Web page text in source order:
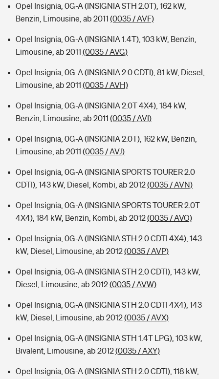
Opel Insignia, 0G-A (INSIGNIA STH 2.0T), 162 kW,
Benzin, Limousine, ab 2011 (0035 / AVF)
Opel Insignia, 0G-A (INSIGNIA 1.4T), 103 kW, Benzin,
Limousine, ab 2011 (0035 / AVG)
Opel Insignia, 0G-A (INSIGNIA 2.0 CDTI), 81 kW, Diesel,
Limousine, ab 2011 (0035 / AVH)
Opel Insignia, 0G-A (INSIGNIA 2.0T 4X4), 184 kW,
Benzin, Limousine, ab 2011 (0035 / AVI)
Opel Insignia, 0G-A (INSIGNIA 2.0T), 162 kW, Benzin,
Limousine, ab 2011 (0035 / AVJ)
Opel Insignia, 0G-A (INSIGNIA SPORTS TOURER 2.0
CDTI), 143 kW, Diesel, Kombi, ab 2012(0035 / AVN)
Opel Insignia, 0G-A (INSIGNIA SPORTS TOURER 2.0T
4X4), 184 kW, Benzin, Kombi, ab 2012(0035 / AVO)
Opel Insignia, 0G-A (INSIGNIA STH 2.0 CDTI 4X4), 143
kW, Diesel, Limousine, ab 2012(0035 / AVP)
Opel Insignia, 0G-A (INSIGNIA STH 2.0 CDTI), 143 kW,
Diesel, Limousine, ab 2012(0035 / AVW)
Opel Insignia, 0G-A (INSIGNIA STH 2.0 CDTI 4X4), 143
kW, Diesel, Limousine, ab 2012(0035 / AVX)
Opel Insignia, 0G-A (INSIGNIA STH 1.4T LPG), 103 kW,
Bivalent, Limousine, ab 2012(0035 / AXY)
Opel Insignia, 0G-A (INSIGNIA STH 2.0 CDTI), 118 kW,